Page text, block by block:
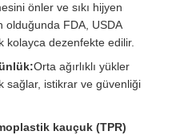
önler ve sıkı hijyen
olduğunda FDA, USDA
kolayca dezenfekte edilir.
Orta ağırlıklı yükler
sağlar, istikrar ve güvenliği
kauçuk (TPR)